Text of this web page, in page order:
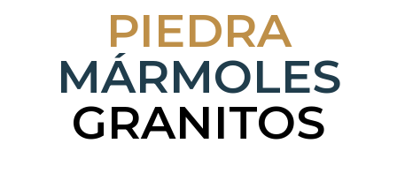
PIEDRA
MÁRMOLES
GRANITOS